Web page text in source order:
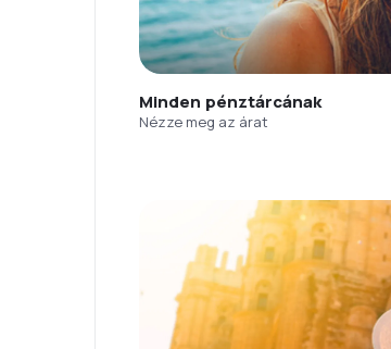
Minden pénztárcának
Nézze meg az árat